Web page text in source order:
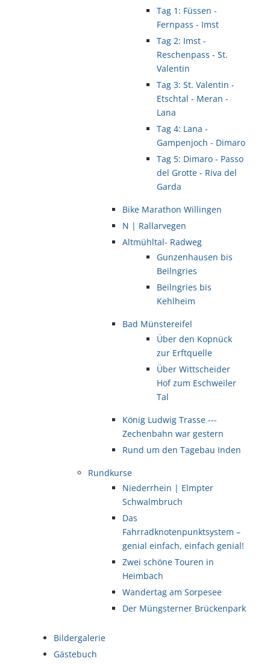
Tag 1: Füssen -
Fernpass - Imst
Tag 2: Imst -
Reschenpass - St.
Valentin
Tag 3: St. Valentin -
Etschtal - Meran -
Lana
Tag 4: Lana -
Gampenjoch - Dimaro
Tag 5: Dimaro - Passo
del Grotte - Riva del
Garda
Bike Marathon Willingen
N | Rallarvegen
Altmühltal- Radweg
Gunzenhausen bis
Beilngries
Beilngries bis
Kehlheim
Bad Münstereifel
Über den Kopnück
zur Erftquelle
Über Wittscheider
Hof zum Eschweiler
Tal
König Ludwig Trasse ---
Zechenbahn war gestern
Rund um den Tagebau Inden
Rundkurse
Niederrhein | Elmpter
Schwalmbruch
Das
Fahrradknotenpunktsystem –
genial einfach, einfach genial!
Zwei schöne Touren in
Heimbach
Wandertag am Sorpesee
Der Müngsterner Brückenpark
Bildergalerie
Gästebuch